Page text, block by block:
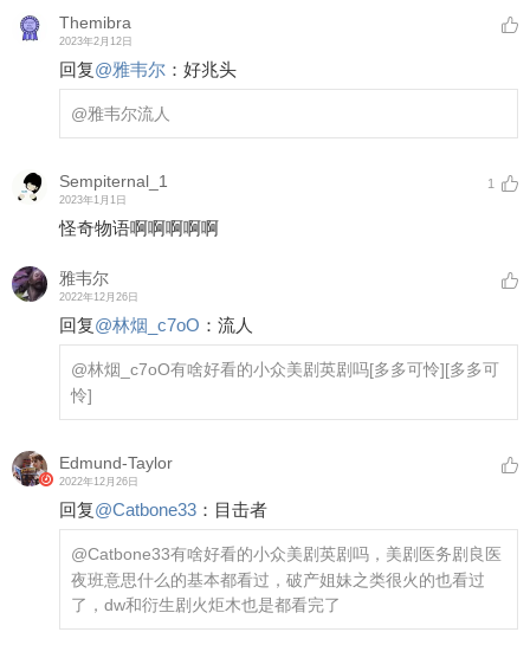
Themibra
2023年2月12日
回复@雅韦尔 ： 好兆头
@雅韦尔流人
Sempiternal_1
2023年1月1日
1
怪奇物语啊啊啊啊啊
雅韦尔
2022年12月26日
回复@林烟_c7oO ： 流人
@林烟_c7oO有啥好看的小众美剧英剧吗[多多可怜][多多可
怜]
Edmund-Taylor
2022年12月26日
回复@Catbone33 ： 目击者
@Catbone33有啥好看的小众美剧英剧吗，美剧医务剧良医
夜班意思什么的基本都看过，破产姐妹之类很火的也看过
了，dw和衍生剧火炬木也是都看完了